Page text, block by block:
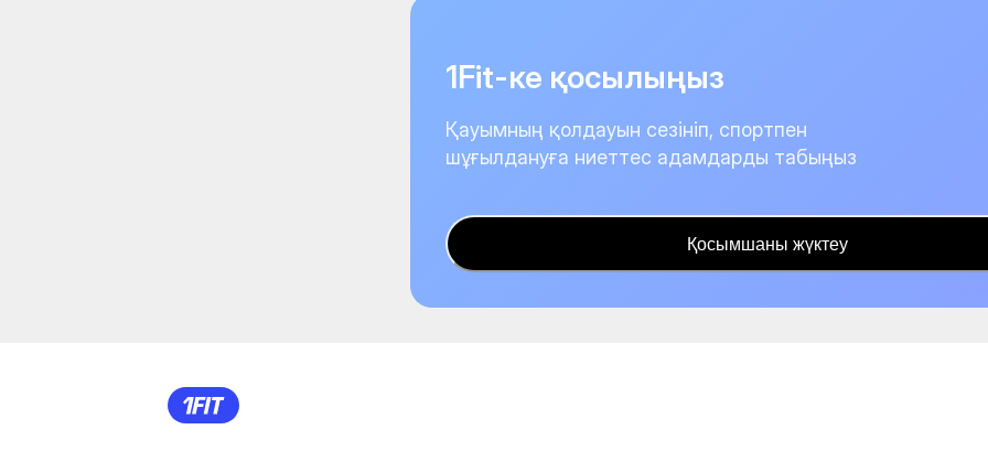
1Fit-ке қосылыңыз
Қауымның қолдауын сезініп, спортпен
шұғылдануға ниеттес адамдарды табыңыз
Қосымшаны жүктеу